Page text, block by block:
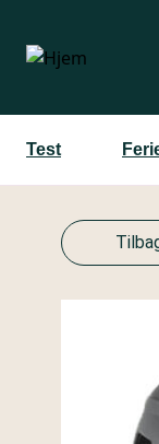
hovedindhold
Test